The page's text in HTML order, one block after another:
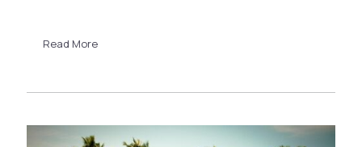
Read More